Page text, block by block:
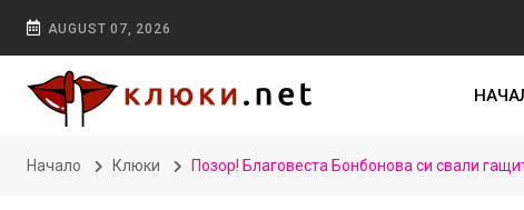
AUGUST 07, 2026
Начало Клюки Позор! Благовеста Бонбонова си свали